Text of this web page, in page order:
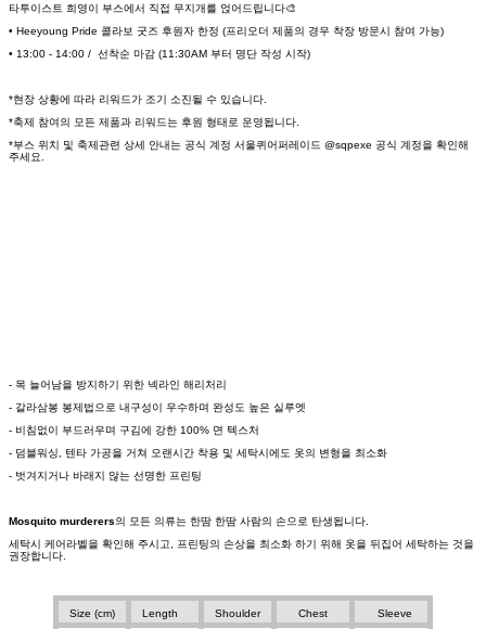
타투이스트 희영이 부스에서 직접 무지개를 얹어드립니다🎨
• Heeyoung Pride 콜라보 굿즈 후원자 한정 (프리오더 제품의 경우 착장 방문시 참여 가능)
• 13:00 - 14:00 / 선착순 마감 (11:30AM 부터 명단 작성 시작)
*현장 상황에 따라 리워드가 조기 소진될 수 있습니다.
*축제 참여의 모든 제품과 리워드는 후원 형태로 운영됩니다.
*부스 위치 및 축제관련 상세 안내는 공식 계정 서울퀴어퍼레이드 @sqpexe 공식 계정을 확인해
주세요.
- 목 늘어남을 방지하기 위한 넥라인 해리처리
- 갈라삼봉 봉제법으로 내구성이 우수하며 완성도 높은 실루엣
- 비침없이 부드러우며 구김에 강한 100% 면 텍스처
- 덤블워싱, 텐타 가공을 거쳐 오랜시간 착용 및 세탁시에도 옷의 변형을 최소화
- 벗겨지거나 바래지 않는 선명한 프린팅
Mosquito murderers의 모든 의류는 한땀 한땀 사람의 손으로 탄생됩니다.
세탁시 케어라벨을 확인해 주시고, 프린팅의 손상을 최소화 하기 위해 옷을 뒤집어 세탁하는 것을
권장합니다.
Size (cm) Length Shoulder Chest Sleeve